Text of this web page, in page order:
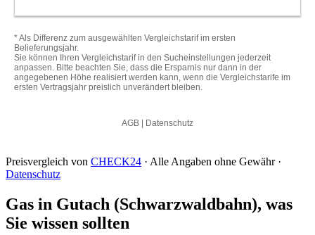
Preisvergleich von CHECK24 · Alle Angaben ohne Gewähr ·
Datenschutz
Gas in Gutach (Schwarzwaldbahn), was
Sie wissen sollten